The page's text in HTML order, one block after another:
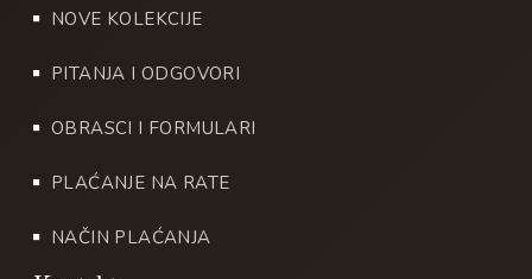
NOVE KOLEKCIJE
PITANJA I ODGOVORI
OBRASCI I FORMULARI
PLAĆANJE NA RATE
NAČIN PLAĆANJA